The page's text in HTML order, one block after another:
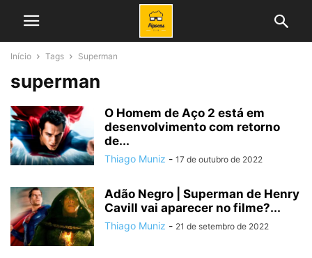
Início Tags Superman
superman
O Homem de Aço 2 está em
desenvolvimento com retorno
de...
Thiago Muniz - 17 de outubro de 2022
Adão Negro | Superman de Henry
Cavill vai aparecer no filme?...
Thiago Muniz - 21 de setembro de 2022